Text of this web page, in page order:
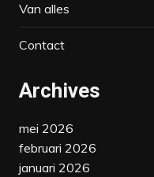
Van alles
Contact
Archives
mei 2026
februari 2026
januari 2026